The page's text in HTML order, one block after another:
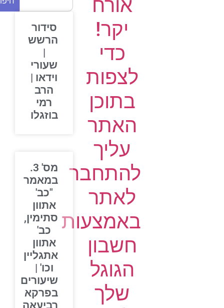
אורח
יקר!
כדי
לצפות
בתוכן
האתר
עליך
להתחבר
לאתר
באמצעות
חשבון
הגוגל
שלך
סידור
הרשש
שעורי
וידאו |
הרב
רמי
בוזגלו
מס' 3.
במאמר
"כב'
אתוון
סתימין,
כב'
אתוון
אתגליין
וכו' |
שיעורים
בפרקא
רביעאה